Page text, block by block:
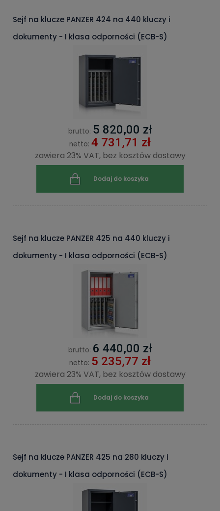
Sejf na klucze PANZER 424 na 440 kluczy i
dokumenty - I klasa odporności (ECB-S)
brutto: 5 820,00 zł
netto: 4 731,71 zł
zawiera 23% VAT, bez kosztów dostawy
Dodaj do koszyka
Sejf na klucze PANZER 425 na 440 kluczy i
dokumenty - I klasa odporności (ECB-S)
brutto: 6 440,00 zł
netto: 5 235,77 zł
zawiera 23% VAT, bez kosztów dostawy
Dodaj do koszyka
Sejf na klucze PANZER 425 na 280 kluczy i
dokumenty - I klasa odporności (ECB-S)